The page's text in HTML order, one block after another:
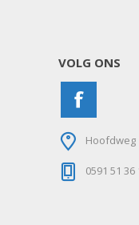
VOLG ONS
Hoofdweg
0591 51 36